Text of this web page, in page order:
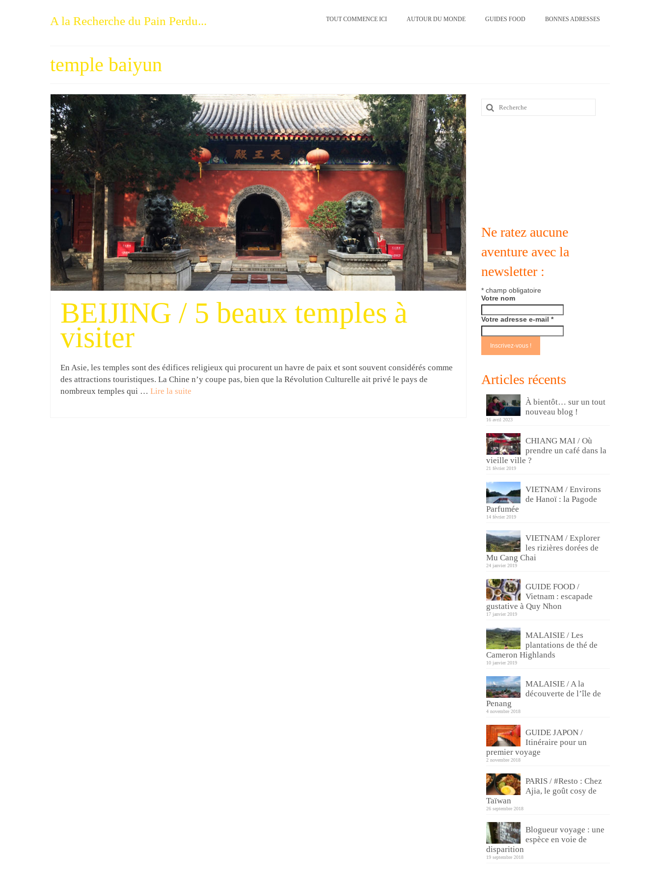
A la Recherche du Pain Perdu... TOUT COMMENCE ICI AUTOUR DU MONDE GUIDES FOOD BONNES ADRESSES
temple baiyun
BEIJING / 5 beaux temples à
visiter
En Asie, les temples sont des édifices religieux qui procurent un havre de paix et sont souvent considérés comme
des attractions touristiques. La Chine n’y coupe pas, bien que la Révolution Culturelle ait privé le pays de
nombreux temples qui … Lire la suite­­
Rechercher
:
Ne ratez aucune
aventure avec la
newsletter :
*champ obligatoire
Votre nom
Votre adresse e-mail *
Articles récents
À bientôt… sur un tout
nouveau blog !
16 avril 2023
CHIANG MAI / Où
prendre un café dans la
vieille ville ?
21 février 2019
VIETNAM / Environs
de Hanoï : la Pagode
Parfumée
14 février 2019
VIETNAM / Explorer
les rizières dorées de
Mu Cang Chai
24 janvier 2019
GUIDE FOOD /
Vietnam : escapade
gustative à Quy Nhon
17 janvier 2019
MALAISIE / Les
plantations de thé de
Cameron Highlands
10 janvier 2019
MALAISIE / A la
découverte de l’île de
Penang
4 novembre 2018
GUIDE JAPON /
Itinéraire pour un
premier voyage
2 novembre 2018
PARIS / #Resto : Chez
Ajia, le goût cosy de
Taïwan
26 septembre 2018
Blogueur voyage : une
espèce en voie de
disparition
19 septembre 2018